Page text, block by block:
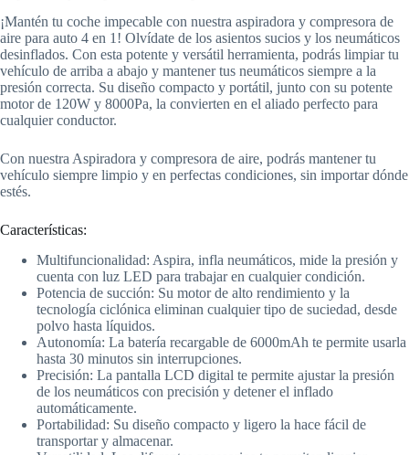
¡Mantén tu coche impecable con nuestra aspiradora y compresora de
aire para auto 4 en 1! Olvídate de los asientos sucios y los neumáticos
desinflados. Con esta potente y versátil herramienta, podrás limpiar tu
vehículo de arriba a abajo y mantener tus neumáticos siempre a la
presión correcta. Su diseño compacto y portátil, junto con su potente
motor de 120W y 8000Pa, la convierten en el aliado perfecto para
cualquier conductor.
Con nuestra Aspiradora y compresora de aire, podrás mantener tu
vehículo siempre limpio y en perfectas condiciones, sin importar dónde
estés.
Características:
Multifuncionalidad: Aspira, infla neumáticos, mide la presión y
cuenta con luz LED para trabajar en cualquier condición.
Potencia de succión: Su motor de alto rendimiento y la
tecnología ciclónica eliminan cualquier tipo de suciedad, desde
polvo hasta líquidos.
Autonomía: La batería recargable de 6000mAh te permite usarla
hasta 30 minutos sin interrupciones.
Precisión: La pantalla LCD digital te permite ajustar la presión
de los neumáticos con precisión y detener el inflado
automáticamente.
Portabilidad: Su diseño compacto y ligero la hace fácil de
transportar y almacenar.